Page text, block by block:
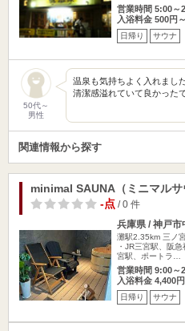
営業時間 5:00～
入浴料金 500円～
日帰り サウナ
50代～
男性
温泉も気持ちよく入れまし
清潔感溢れていて良かった
関連情報から探す
minimal SAUNA（ミニマルサ
-点/ 0 件
兵庫県 / 神戸市
灘駅2.35km 三ノ
・JR三宮駅、阪
宮駅、ポートラ…
営業時間 9:00～
入浴料金 4,400
日帰り サウナ